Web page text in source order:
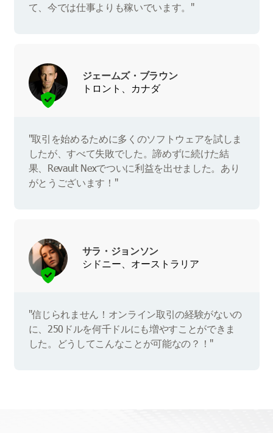
て、今では仕事よりも稼いでいます。"
ジェームズ・ブラウン
トロント、カナダ
"取引を始めるために多くのソフトウェアを試しま
したが、すべて失敗でした。諦めずに続けた結
果、Revault Nexでついに利益を出せました。あり
がとうございます！"
サラ・ジョンソン
シドニー、オーストラリア
"信じられません！オンライン取引の経験がないの
に、250ドルを何千ドルにも増やすことができま
した。どうしてこんなことが可能なの？！"